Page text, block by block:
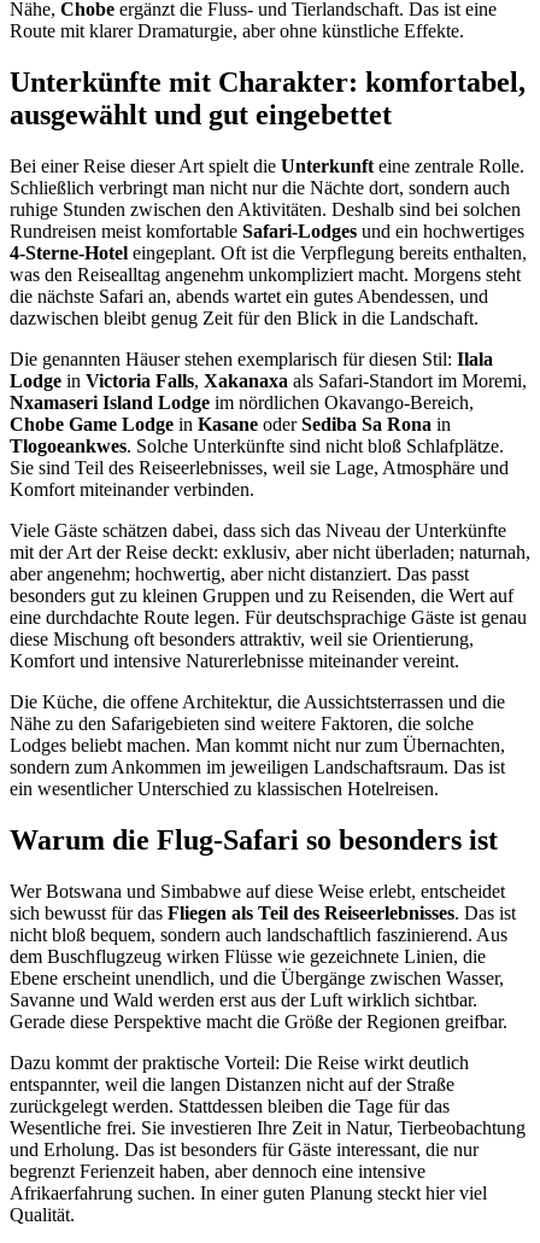
Nähe, Chobe ergänzt die Fluss- und Tierlandschaft. Das ist eine
Route mit klarer Dramaturgie, aber ohne künstliche Effekte.
Unterkünfte mit Charakter: komfortabel,
ausgewählt und gut eingebettet
Bei einer Reise dieser Art spielt die Unterkunft eine zentrale Rolle.
Schließlich verbringt man nicht nur die Nächte dort, sondern auch
ruhige Stunden zwischen den Aktivitäten. Deshalb sind bei solchen
Rundreisen meist komfortable Safari-Lodges und ein hochwertiges
4-Sterne-Hotel eingeplant. Oft ist die Verpflegung bereits enthalten,
was den Reisealltag angenehm unkompliziert macht. Morgens steht
die nächste Safari an, abends wartet ein gutes Abendessen, und
dazwischen bleibt genug Zeit für den Blick in die Landschaft.
Die genannten Häuser stehen exemplarisch für diesen Stil: Ilala
Lodge in Victoria Falls, Xakanaxa als Safari-Standort im Moremi,
Nxamaseri Island Lodge im nördlichen Okavango-Bereich,
Chobe Game Lodge in Kasane oderSediba Sa Rona in
Tlogoeankwes. Solche Unterkünfte sind nicht bloß Schlafplätze.
Sie sind Teil des Reiseerlebnisses, weil sie Lage, Atmosphäre und
Komfort miteinander verbinden.
Viele Gäste schätzen dabei, dass sich das Niveau der Unterkünfte
mit der Art der Reise deckt: exklusiv, aber nicht überladen; naturnah,
aber angenehm; hochwertig, aber nicht distanziert. Das passt
besonders gut zu kleinen Gruppen und zu Reisenden, die Wert auf
eine durchdachte Route legen. Für deutschsprachige Gäste ist genau
diese Mischung oft besonders attraktiv, weil sie Orientierung,
Komfort und intensive Naturerlebnisse miteinander vereint.
Die Küche, die offene Architektur, die Aussichtsterrassen und die
Nähe zu den Safarigebieten sind weitere Faktoren, die solche
Lodges beliebt machen. Man kommt nicht nur zum Übernachten,
sondern zum Ankommen im jeweiligen Landschaftsraum. Das ist
ein wesentlicher Unterschied zu klassischen Hotelreisen.
Warum die Flug-Safari so besonders ist
Wer Botswana und Simbabwe auf diese Weise erlebt, entscheidet
sich bewusst für das Fliegen als Teil des Reiseerlebnisses. Das ist
nicht bloß bequem, sondern auch landschaftlich faszinierend. Aus
dem Buschflugzeug wirken Flüsse wie gezeichnete Linien, die
Ebene erscheint unendlich, und die Übergänge zwischen Wasser,
Savanne und Wald werden erst aus der Luft wirklich sichtbar.
Gerade diese Perspektive macht die Größe der Regionen greifbar.
Dazu kommt der praktische Vorteil: Die Reise wirkt deutlich
entspannter, weil die langen Distanzen nicht auf der Straße
zurückgelegt werden. Stattdessen bleiben die Tage für das
Wesentliche frei. Sie investieren Ihre Zeit in Natur, Tierbeobachtung
und Erholung. Das ist besonders für Gäste interessant, die nur
begrenzt Ferienzeit haben, aber dennoch eine intensive
Afrikaerfahrung suchen. In einer guten Planung steckt hier viel
Qualität.